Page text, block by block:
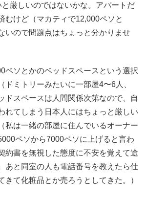
厳しいのではないかな。アパートだ
むけど（マカティで12,000ペソと
いので問題点はちょっと分かりませ
ペソとかのベッドスペースという選択
ドミトリーみたいに一部屋4〜6人、
ドスペースは人間関係次第なので、自
れてしまう日本人にはちょっと厳しい
私は一緒の部屋に住んでいるオーナー
ペソから7000ペソに上げると言わ
約書を無視した態度に不安を覚えて途
あと同室の人も電話番号を教えたら仕
きて化粧品とか売ろうとしてきた。）